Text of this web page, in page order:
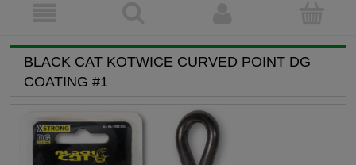
BLACK CAT KOTWICE CURVED POINT DG
COATING #1